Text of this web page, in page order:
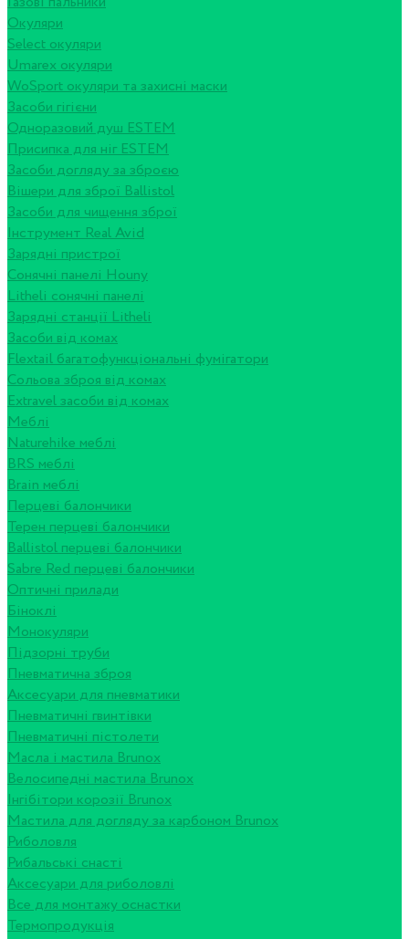
Окуляри
Select окуляри
Umarex окуляри
WoSport окуляри та захисні маски
Засоби гігієни
Одноразовий душ ESTEM
Присипка для ніг ESTEM
Засоби догляду за зброєю
Вішери для зброї Ballistol
Засоби для чищення зброї
Інструмент Real Avid
Зарядні пристрої
Сонячні панелі Houny
Litheli сонячні панелі
Зарядні станції Litheli
Засоби від комах
Flextail багатофункціональні фумігатори
Сольова зброя від комах
Extravel засоби від комах
Меблі
Naturehike меблі
BRS меблі
Brain меблі
Перцеві балончики
Терен перцеві балончики
Ballistol перцеві балончики
Sabre Red перцеві балончики
Оптичні прилади
Біноклі
Монокуляри
Підзорні труби
Пневматична зброя
Аксесуари для пневматики
Пневматичні гвинтівки
Пневматичні пістолети
Масла і мастила Brunox
Велосипедні мастила Brunox
Інгібітори корозії Brunox
Мастила для догляду за карбоном Brunox
Риболовля
Рибальські снасті
Аксесуари для риболовлі
Все для монтажу оснастки
Термопродукція